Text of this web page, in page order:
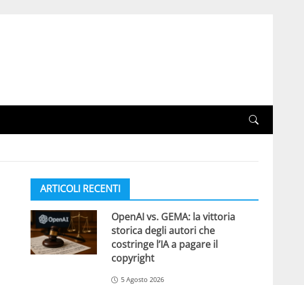
ARTICOLI RECENTI
OpenAI vs. GEMA: la vittoria
storica degli autori che
costringe l’IA a pagare il
copyright
5 Agosto 2026